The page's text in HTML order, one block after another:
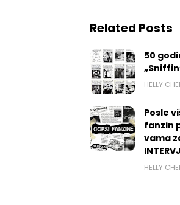
Related Posts
50
HELLY
Posle
fanzin
vama
HELLY